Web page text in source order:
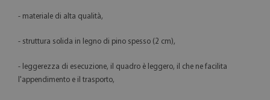
- materiale di alta qualità,
- struttura solida in legno di pino spesso (2 cm),
- leggerezza di esecuzione, il quadro è leggero, il che ne facilita
l'appendimento e il trasporto,